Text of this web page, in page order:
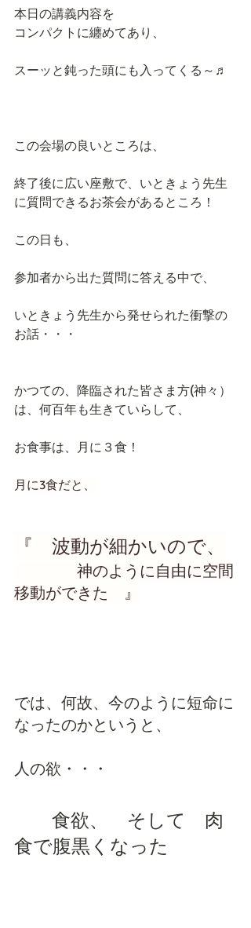
本日の講義内容を
コンパクトに纏めてあり、
スーッと鈍った頭にも入ってくる～♬
この会場の良いところは、
終了後に広い座敷で、いときょう先生
に質問できるお茶会があるところ！
この日も、
参加者から出た質問に答える中で、
いときょう先生から発せられた衝撃の
お話・・・
かつての、降臨された皆さま方(神々）
は、何百年も生きていらして、
お食事は、月に３食！
月に3食だと、
『　波動が細かいので、
神のように自由に空間
移動ができた　』
では、何故、今のように短命に
なったのかというと、
人の欲・・・
食欲、　そして　肉
食で腹黒くなった